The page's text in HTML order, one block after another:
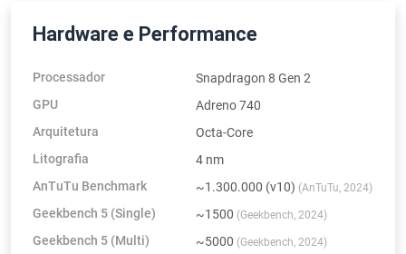
Hardware e Performance
Processador
Snapdragon 8 Gen 2
GPU
Adreno 740
Arquitetura
Octa-Core
Litografia
4 nm
AnTuTu Benchmark
~1.300.000 (v10) (AnTuTu, 2024)
Geekbench 5 (Single) ~1500 (Geekbench, 2024)
Geekbench 5 (Multi) ~5000 (Geekbench, 2024)